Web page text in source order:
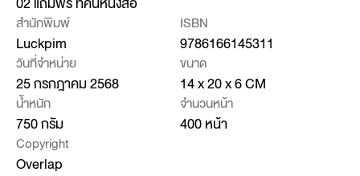
สำนักพิมพ์
Luckpim
ISBN
9786166145311
วันที่จำหน่าย
25 กรกฎาคม 2568
ขนาด
14 x 20 x 6 CM
น้ำหนัก
750 กรัม
จำนวนหน้า
400 หน้า
Copyright
Overlap